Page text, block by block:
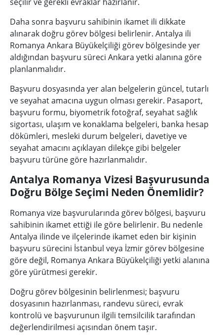
Daha sonra başvuru sahibinin ikamet ili dikkate
alınarak doğru görev bölgesi belirlenir. Antalya ili
Romanya Ankara Büyükelçiliği görev bölgesinde yer
aldığından başvuru süreci Ankara yetki alanına göre
planlanmalıdır.
Başvuru dosyasında yer alan belgelerin güncel, tutarlı
ve seyahat amacına uygun olması gerekir. Pasaport,
başvuru formu, biyometrik fotoğraf, seyahat sağlık
sigortası, ulaşım ve konaklama belgeleri, banka hesap
dökümleri, mesleki durum belgeleri, davetiye ve
seyahat amacını açıklayan dilekçe gibi belgeler
başvuru türüne göre hazırlanmalıdır.
Antalya Romanya Vizesi Başvurusunda
Doğru Bölge Seçimi Neden Önemlidir?
Romanya vize başvurularında görev bölgesi, başvuru
sahibinin ikamet ettiği ile göre belirlenir. Bu nedenle
Antalya ilinde ve ilçelerinde ikamet eden bir kişinin
başvuru sürecini İstanbul veya İzmir görev bölgesine
göre değil, Romanya Ankara Büyükelçiliği yetki alanına
göre yürütmesi gerekir.
Doğru görev bölgesinin belirlenmesi; başvuru
dosyasının hazırlanması, randevu süreci, evrak
kontrolü ve başvurunun ilgili temsilcilik tarafından
değerlendirilmesi açısından önem taşır.